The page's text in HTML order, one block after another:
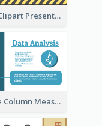
Skull Clipart Presenting Dangerous
Single Column Measurement